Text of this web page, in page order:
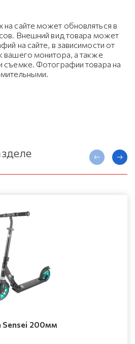
сайте может обновляться в
Внешний вид товара может
на сайте, в зависимости от
вашего монитора, а также
съемке. Фотографии товара на
Sensei 200мм